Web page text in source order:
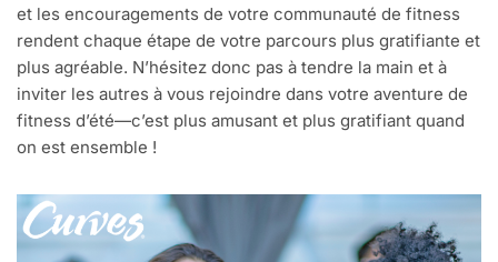
et les encouragements de votre communauté de fitness
rendent chaque étape de votre parcours plus gratifiante et
plus agréable. N’hésitez donc pas à tendre la main et à
inviter les autres à vous rejoindre dans votre aventure de
fitness d’été—c’est plus amusant et plus gratifiant quand
on est ensemble !